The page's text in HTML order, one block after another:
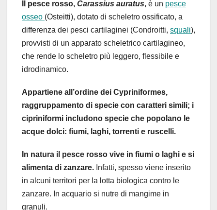
Il pesce rosso, Carassius auratus, è un pesce
osseo (Osteitti), dotato di scheletro ossificato, a
differenza dei pesci cartilaginei (Condroitti, squali),
provvisti di un apparato scheletrico cartilagineo,
che rende lo scheletro più leggero, flessibile e
idrodinamico.
Appartiene all’ordine dei Cypriniformes,
raggruppamento di specie con caratteri simili; i
cipriniformi includono specie che popolano le
acque dolci: fiumi, laghi, torrenti e ruscelli.
In natura il pesce rosso vive in fiumi o laghi e si
alimenta di zanzare. Infatti, spesso viene inserito
in alcuni territori per la lotta biologica contro le
zanzare. In acquario si nutre di mangime in
granuli.